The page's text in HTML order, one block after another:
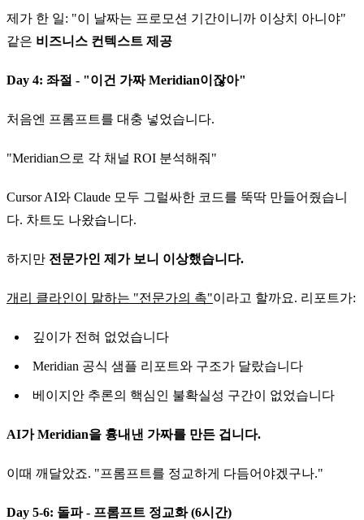
제가 한 일: "이 날짜는 프로모션 기간이니까 이상치 아니야"
같은 비즈니스 컨텍스트 제공
Day 4: 좌절 - "이건 가짜 Meridian이잖아"
처음엔 프롬프트를 대충 넣었습니다.
"Meridian으로 각 채널 ROI 분석해줘"
Cursor AI와 Claude 모두 그럴싸한 코드를 뚝딱 만들어줬습니
다. 차트도 나왔습니다.
하지만 전문가인 제가 보니 이상했습니다.
개리 클라인이 말하는 "전문가의 촉"이라고 할까요. 리포트가:
깊이가 전혀 없었습니다
Meridian 공식 샘플 리포트와 구조가 달랐습니다
베이지안 추론의 핵심인 불확실성 구간이 없었습니다
AI가 Meridian을 흉내낸 가짜를 만든 겁니다.
이때 깨달았죠. "프롬프트를 정교하게 다듬어야겠구나."
Day 5-6: 돌파 - 프롬프트 정교화 (6시간)